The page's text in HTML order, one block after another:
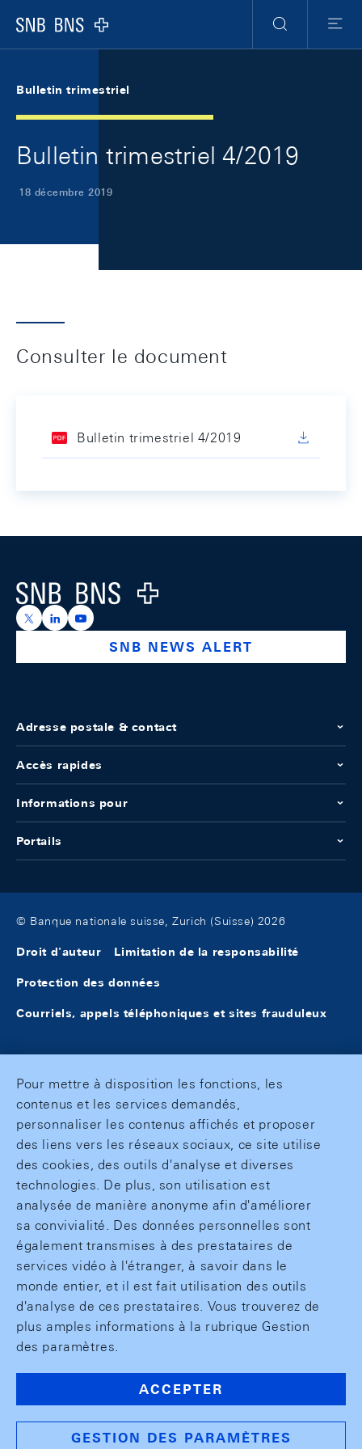
Logo
RechercheMenu
Bulletin trimestriel
Bulletin trimestriel 4/2019
18 décembre 2019
Consulter le document
Bulletin trimestriel 4/2019
Logo
https://x.com/snb_bns
https://ch.linkedin.com/company/swiss-national-
https://www.youtube.com/@swissnationalbank
SNB NEWS ALERT
Adresse postale & contact
Accès rapides
Informations pour
Portails
© Banque nationale suisse, Zurich (Suisse) 2026
Droit d'auteur Limitation de la responsabilité
Protection des données
Courriels, appels téléphoniques et sites frauduleux
Pour mettre à disposition les fonctions, les
contenus et les services demandés,
personnaliser les contenus affichés et proposer
des liens vers les réseaux sociaux, ce site utilise
des cookies, des outils d'analyse et diverses
technologies. De plus, son utilisation est
analysée de manière anonyme afin d'améliorer
sa convivialité. Des données personnelles sont
également transmises à des prestataires de
services vidéo à l'étranger, à savoir dans le
monde entier, et il est fait utilisation des outils
d'analyse de ces prestataires. Vous trouverez de
plus amples informations à la rubrique Gestion
des paramètres.
ACCEPTER
GESTION DES PARAMÈTRES